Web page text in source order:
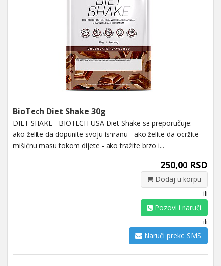
BioTech Diet Shake 30g
DIET SHAKE - BIOTECH USA Diet Shake se preporučuje: -
ako želite da dopunite svoju ishranu - ako želite da održite
mišićnu masu tokom dijete - ako tražite brzo i...
250,00 RSD
Dodaj u korpu
ili
Pozovi i naruči
ili
Naruči preko SMS